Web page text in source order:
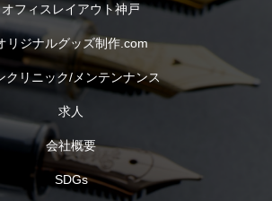
オフィスレイアウト神戸
リジナルグッズ制作.com
クリニック/メンテンナンス
求人
会社概要
SDGs